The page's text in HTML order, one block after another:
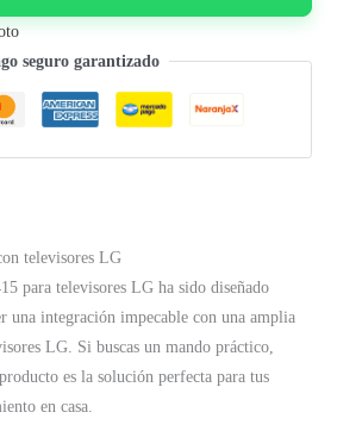
seguro garantizado
televisores LG
para televisores LG ha sido diseñado
una integración impecable con una amplia
LG. Si buscas un mando práctico,
es la solución perfecta para tus
en casa.